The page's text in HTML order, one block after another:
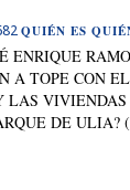
QUIÉN ES
ENRIQUE
A TOPE CON EL
LAS VIVIENDAS
DE ULIA?